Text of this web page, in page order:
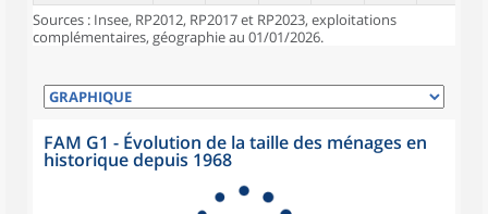
Sources : Insee, RP2012, RP2017 et RP2023, exploitations
complémentaires, géographie au 01/01/2026.
FAM G1 - Évolution de la taille des ménages en
historique depuis 1968